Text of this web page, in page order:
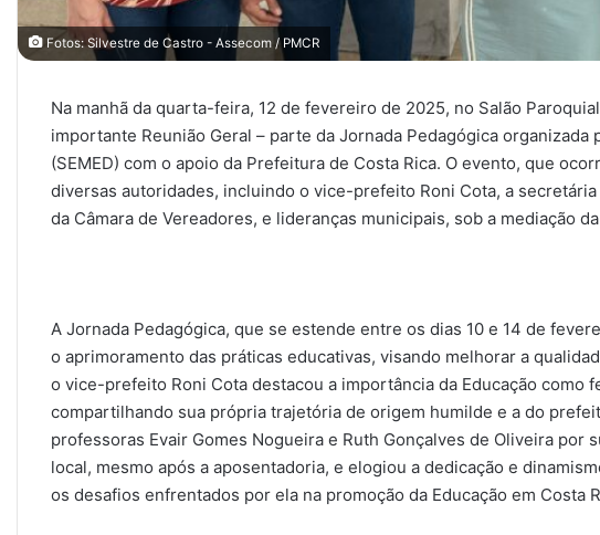
Fotos: Silvestre de Castro - Assecom / PMCR
Na manhã da quarta-feira, 12 de fevereiro de 2025, no Salão
importante Reunião Geral – parte da Jornada Pedagógica organizada
(SEMED) com o apoio da Prefeitura de Costa Rica. O evento, que
diversas autoridades, incluindo o vice-prefeito Roni Cota, a
da Câmara de Vereadores, e lideranças municipais, sob a mediação
A Jornada Pedagógica, que se estende entre os dias 10 e 14 de
o aprimoramento das práticas educativas, visando melhorar a
o vice-prefeito Roni Cota destacou a importância da Educação como
compartilhando sua própria trajetória de origem humilde e a do
professoras Evair Gomes Nogueira e Ruth Gonçalves de Oliveira por
local, mesmo após a aposentadoria, e elogiou a dedicação e
os desafios enfrentados por ela na promoção da Educação em Costa